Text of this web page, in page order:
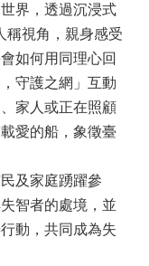
界，透過沉浸式
稱視角，親身感受
如何用同理心回
守護之網」互動
家人或正在照顧
愛的船，象徵臺
及家庭踴躍參
智者的處境，並
動，共同成為失